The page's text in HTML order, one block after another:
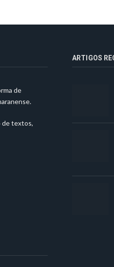
de
de textos,
ARTIGOS